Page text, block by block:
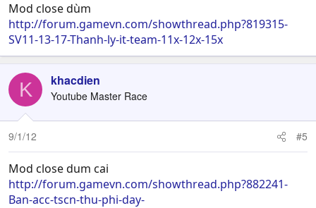
Mod close dùm
http://forum.gamevn.com/showthread.php?819315-
SV11-13-17-Thanh-ly-it-team-11x-12x-15x
K khacdien
Youtube Master Race
9/1/12 #5
Mod close dum cai
http://forum.gamevn.com/showthread.php?882241-
Ban-acc-tscn-thu-phi-day-